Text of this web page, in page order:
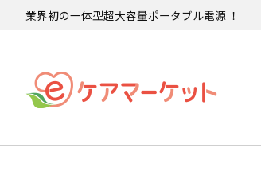
業界初の一体型超大容量ポータブル電源 ！